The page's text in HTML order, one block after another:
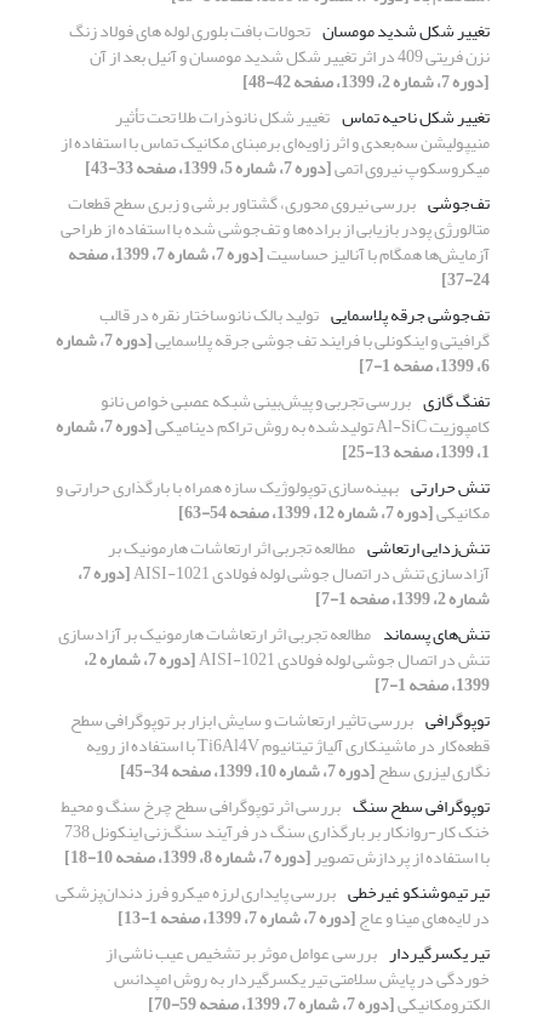
تغییر شکل شدید مومسان تحولات بافت بلوری لوله های فولاد زنگ
نزن فریتی 409 در اثر تغییر شکل شدید مومسان و آنیل بعد از آن
[دوره 7، شماره 2، 1399، صفحه 42-48]
تغییر شکل ناحیه تماس تغییر شکل نانوذرات طلا تحت تأثیر
منیپولیشن سه‌بعدی و اثر زاویه‌ای برمبنای مکانیک تماس با استفاده از
میکروسکوپ نیروی اتمی[دوره 7، شماره 5، 1399، صفحه 33-43]
تف‌جوشی بررسی نیروی محوری، گشتاور برشی و زبری سطح قطعات
متالورژی پودر بازیابی از براده‌ها و تف‌جوشی شده با استفاده از طراحی
آزمایش‌ها همگام با آنالیز حساسیت [دوره 7، شماره 7، 1399، صفحه
24-37]
تف‌جوشی جرقه پلاسمایی تولید بالک نانوساختار نقره در قالب
گرافیتی و اینکونلی با فرایند تف جوشی جرقه پلاسمایی [دوره 7، شماره
6، 1399، صفحه 1-7]
تفنگ گازی بررسی تجربی و پیش‌بینی شبکه عصبی خواص نانو
کامپوزیت Al-SiC تولید‌شده به روش تراکم دینامیکی [دوره 7، شماره
1، 1399، صفحه 13-25]
تنش حرارتی بهینه‌سازی توپولوژیک سازه همراه با بارگذاری حرارتی و
مکانیکی[دوره 7، شماره 12، 1399، صفحه 54-63]
تنش‌زدایی ارتعاشی مطالعه تجربی اثر ارتعاشات هارمونیک بر
آزادسازی تنش در اتصال جوشی لوله فولادی AISI-1021 [دوره 7،
شماره 2، 1399، صفحه 1-7]
تنش‌های پسماند مطالعه تجربی اثر ارتعاشات هارمونیک بر آزادسازی
تنش در اتصال جوشی لوله فولادی AISI-1021 [دوره 7، شماره 2،
1399، صفحه 1-7]
توپوگرافی بررسی تاثیر ارتعاشات و سایش ابزار بر توپوگرافی سطح
قطعه‌کار در ماشینکاری آلیاژ تیتانیوم Ti6Al4V با استفاده از رویه
نگاری لیزری سطح[دوره 7، شماره 10، 1399، صفحه 34-45]
توپوگرافی سطح سنگ بررسی اثر توپوگرافی سطح چرخ سنگ و محیط
خنک کار-روانکار بر بارگذاری سنگ در فرآیند سنگ‌زنی اینکونل 738
با استفاده از پردازش تصویر[دوره 7، شماره 8، 1399، صفحه 10-18]
تیر تیموشنکو غیرخطی بررسی پایداری لرزه میکرو فرز دندان‌پزشکی
در لایه‌های مینا و عاج[دوره 7، شماره 7، 1399، صفحه 1-13]
تیر یکسرگیردار بررسی عوامل موثر بر تشخیص عیب ناشی از
خوردگی در پایش سلامتی تیر یکسرگیردار به روش امپدانس
الکترومکانیکی[دوره 7، شماره 7، 1399، صفحه 59-70]